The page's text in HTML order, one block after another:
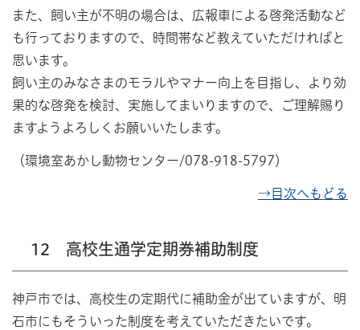
また、飼い主が不明の場合は、広報車による啓発活動など
も行っておりますので、時間帯など教えていただければと
思います。
飼い主のみなさまのモラルやマナー向上を目指し、より効
果的な啓発を検討、実施してまいりますので、ご理解賜り
ますようよろしくお願いいたします。
（環境室あかし動物センター/078-918-5797）
→目次へもどる
12 高校生通学定期券補助制度
神戸市では、高校生の定期代に補助金が出ていますが、明
石市にもそういった制度を考えていただきたいです。